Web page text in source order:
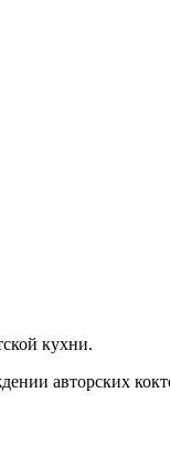
кухни.
авторских